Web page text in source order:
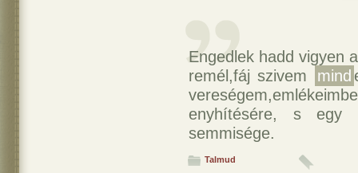
Engedlek hadd vigyen
remél,fáj szivem
mind
enyhítésére, s egy
semmisége.
Talmud